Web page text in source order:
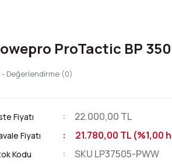
ProTactic BP 350
- Değerlendirme (0)
Fiyatı 22.000,00 TL
Fiyatı 21.780,00 TL (%1,00
Kodu SKU LP37505-PWW